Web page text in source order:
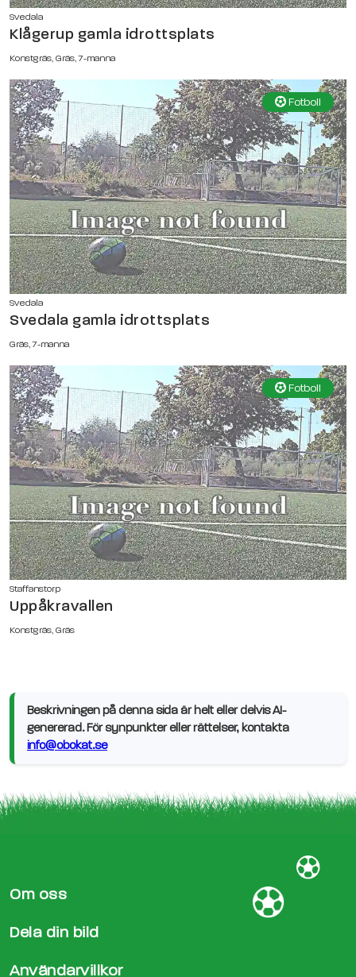
Svedala
Klågerup gamla idrottsplats
Konstgräs, Gräs, 7-manna
Fotboll
Svedala
Svedala gamla idrottsplats
Gräs, 7-manna
Fotboll
Staffanstorp
Uppåkravallen
Konstgräs, Gräs
Beskrivningen på denna sida är helt eller delvis AI-
genererad. För synpunkter eller rättelser, kontakta
info@obokat.se
Om oss
Dela din bild
Användarvillkor